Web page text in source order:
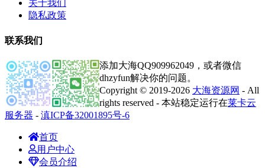
关于我们
隐私政策
联系我们
添加大海QQ909962049，或者微信
dhzyfun解决你的问题。
Copyright © 2019-2026 大海资源网 - All
rights reserved - 本站稳定运行在莱卡云
服务器 - 滇ICP备32001895号-6
首页
用户中心
会员介绍